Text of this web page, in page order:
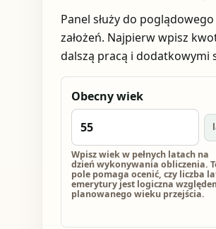
Panel służy do
założeń. Najpierw wpisz
dalszą pracą i dodatkowymi
Obecny wiek
Wpisz wiek w pełnych latach na
dzień wykonywania obliczenia.
pole pomaga ocenić, czy liczba
emerytury jest logiczna
planowanego wieku przejścia.